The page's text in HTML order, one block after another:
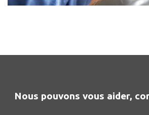
Nous pouvons vous aider,